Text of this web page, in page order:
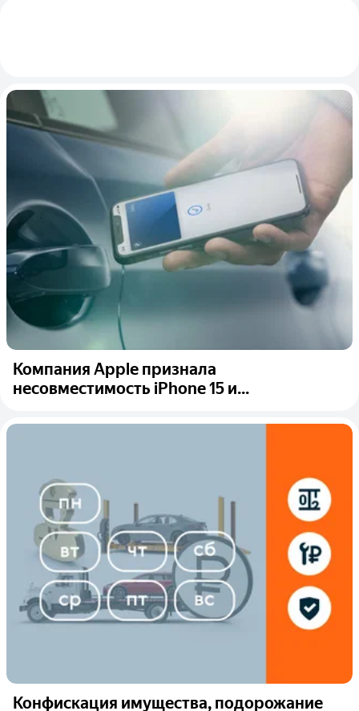
Компания Apple признала
несовместимость iPhone 15 и...
Конфискация имущества, подорожание